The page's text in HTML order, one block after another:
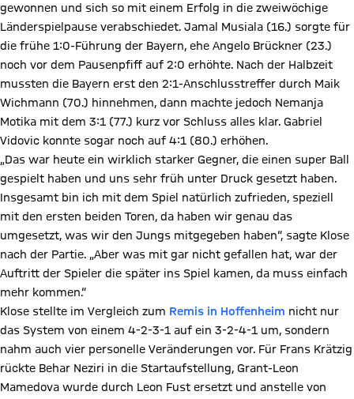
gewonnen und sich so mit einem Erfolg in die zweiwöchige
Länderspielpause verabschiedet. Jamal Musiala (16.) sorgte für
die frühe 1:0-Führung der Bayern, ehe Angelo Brückner (23.)
noch vor dem Pausenpfiff auf 2:0 erhöhte. Nach der Halbzeit
mussten die Bayern erst den 2:1-Anschlusstreffer durch Maik
Wichmann (70.) hinnehmen, dann machte jedoch Nemanja
Motika mit dem 3:1 (77.) kurz vor Schluss alles klar. Gabriel
Vidovic konnte sogar noch auf 4:1 (80.) erhöhen.
„Das war heute ein wirklich starker Gegner, die einen super Ball
gespielt haben und uns sehr früh unter Druck gesetzt haben.
Insgesamt bin ich mit dem Spiel natürlich zufrieden, speziell
mit den ersten beiden Toren, da haben wir genau das
umgesetzt, was wir den Jungs mitgegeben haben“, sagte Klose
nach der Partie. „Aber was mit gar nicht gefallen hat, war der
Auftritt der Spieler die später ins Spiel kamen, da muss einfach
mehr kommen.“
Klose stellte im Vergleich zum Remis in Hoffenheim nicht nur
das System von einem 4-2-3-1 auf ein 3-2-4-1 um, sondern
nahm auch vier personelle Veränderungen vor. Für Frans Krätzig
rückte Behar Neziri in die Startaufstellung, Grant-Leon
Mamedova wurde durch Leon Fust ersetzt und anstelle von